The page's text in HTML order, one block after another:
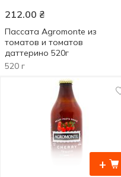
212.00 ₴
Пассата Agromonte из
томатов и томатов
даттерино 520г
520 г
+